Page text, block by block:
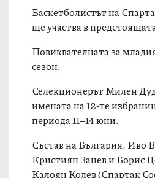
Баскетболистът на
ще участва в
Повиквателната за
сезон.
Селекционерът Милен
имената на 12-те
периода 11–14 юни.
Състав на България: Иво
Кристиян Занев и Борис
Калоян Колев (Спартак